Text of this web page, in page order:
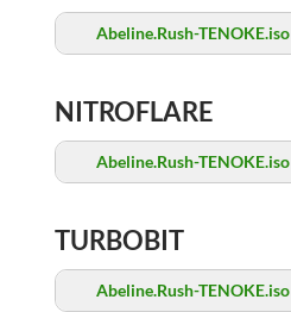
Abeline.Rush-TENOKE.iso
NITROFLARE
Abeline.Rush-TENOKE.iso
TURBOBIT
Abeline.Rush-TENOKE.iso